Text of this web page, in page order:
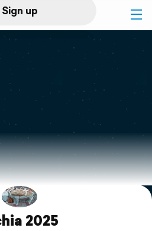
Sign up
Log in
2025